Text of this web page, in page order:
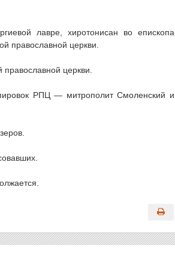
лавре, хиротонисан во епископа
православной церкви.
церкви.
РПЦ — митрополит Смоленский и